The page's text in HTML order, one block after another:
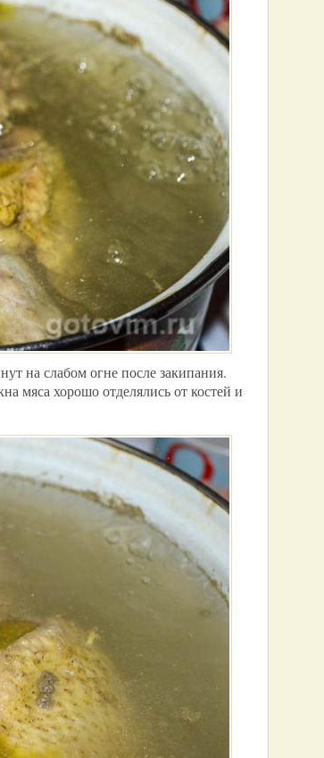
на слабом огне после закипания.
мяса хорошо отделялись от костей и